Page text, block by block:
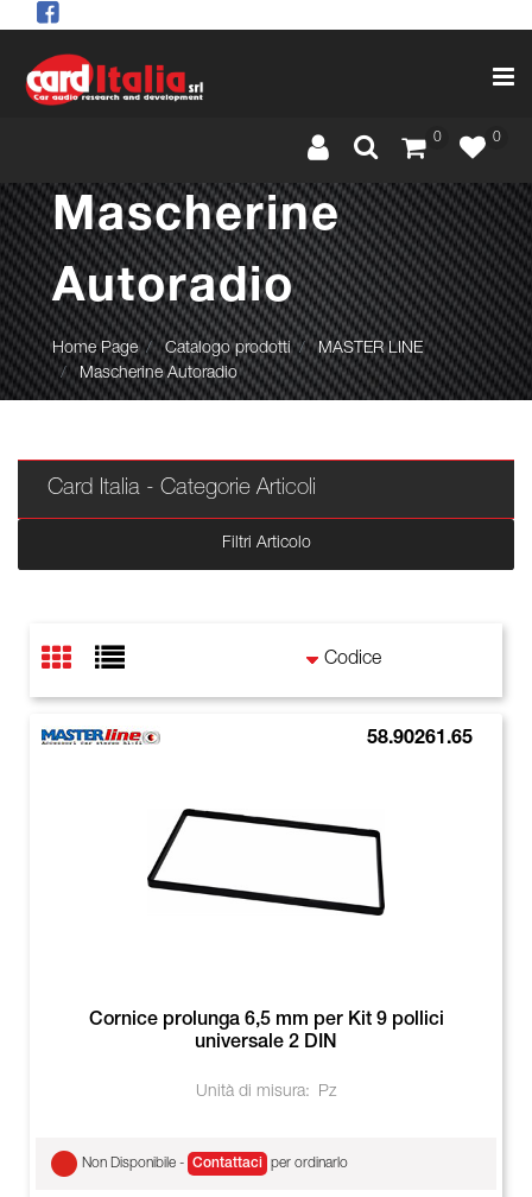
0 0
Mascherine
Autoradio
Home Page Catalogo prodotti
MASTER LINE
Mascherine Autoradio
Card Italia - Categorie Articoli
Filtri Articolo
58.90261.65
Cornice prolunga 6,5 mm per Kit 9 pollici
universale 2 DIN
Unità di misura: Pz
Non Disponibile - Contattaci per ordinarlo